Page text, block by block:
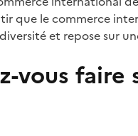
que le commerce
et repose sur
vous faire